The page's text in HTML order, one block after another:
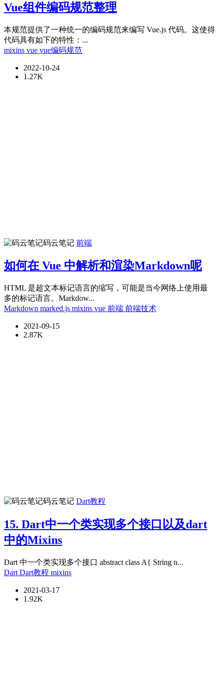
Vue组件编码规范整理
本规范提供了一种统一的编码规范来编写 Vue.js 代码。这使得
代码具有如下的特性：...
mixins vue vue编码规范
2022-10-24
1.27K
码云笔记 前端
如何在 Vue 中解析和渲染Markdown呢
HTML 是超文本标记语言的缩写，可能是当今网络上使用最
多的标记语言。Markdow...
Markdown marked.js mixins vue 前端 前端技术
2021-09-15
2.87K
码云笔记 Dart教程
15. Dart中一个类实现多个接口以及dart
中的Mixins
Dart 中一个类实现多个接口 abstract class A{ String n...
Dart Dart教程 mixins
2021-03-17
1.92K